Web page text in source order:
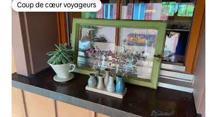
Coup de cœur voyageurs
Coup de cœur voyageurs